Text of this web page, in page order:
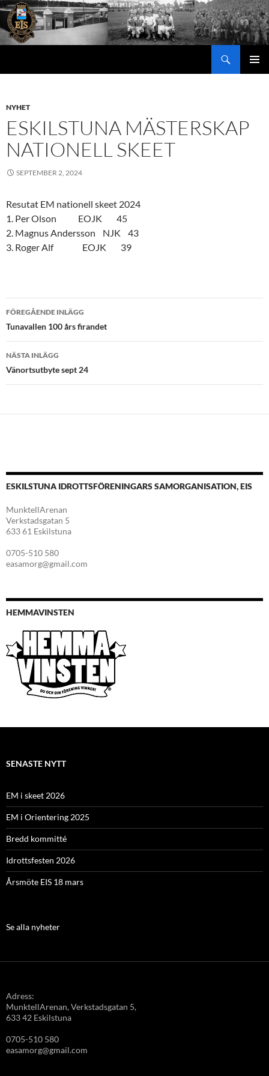
Hoppa
till
innehåll
NYHET
ESKILSTUNA MÄSTERSKAP
NATIONELL SKEET
SEPTEMBER 2, 2024
Resutat EM nationell skeet 2024
1. Per Olson EOJK 45
2. Magnus Andersson NJK 43
3. Roger Alf EOJK 39
Inläggsnavigering
FÖREGÅENDE INLÄGG
Tunavallen 100 års firandet
NÄSTA INLÄGG
Vänortsutbyte sept 24
ESKILSTUNA IDROTTSFÖRENINGARS SAMORGANISATION, EIS
MunktellArenan
Verkstadsgatan 5
633 61 Eskilstuna
0705-510 580
easamorg@gmail.com
HEMMAVINSTEN
SENASTE NYTT
EM i skeet 2026
EM i Orientering 2025
Bredd kommitté
Idrottsfesten 2026
Årsmöte EIS 18 mars
Se alla nyheter
Adress:
MunktellArenan, Verkstadsgatan 5,
633 42 Eskilstuna
0705-510 580
easamorg@gmail.com